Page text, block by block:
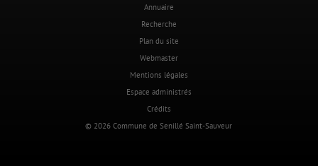
Annuaire
Recherche
Plan du site
Webmaster
Mentions légales
Espace administrés
Crédits
© 2026 Commune de Senillé Saint-Sauveur